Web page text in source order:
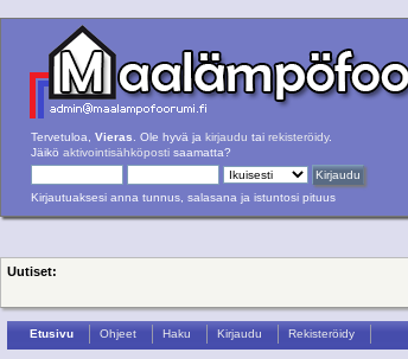
Tervetuloa, Vieras . Ole hyvä ja kirjaudu tai rekisteröidy.
Jäikö aktivointisähköposti saamatta?
Kirjautuaksesi anna tunnus, salasana ja istuntosi pituus
Uutiset:
Etusivu Ohjeet Haku Kirjaudu Rekisteröidy